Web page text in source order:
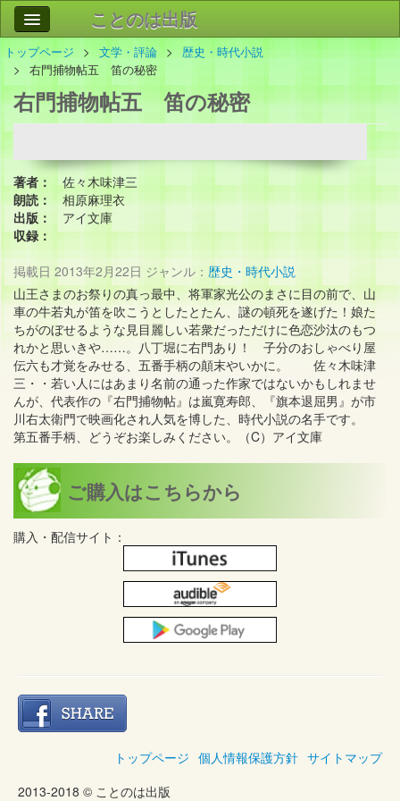
ことのは出版
作品
事業案内
会社情報
トップページ 文学・評論
歴史・時代小説
右門捕物帖五 笛の秘密
右門捕物帖五 笛の秘密
著者：
佐々木味津三
朗読：
相原麻理衣
出版：
アイ文庫
収録：
掲載日 2013年2月22日 ジャンル： 歴史・時代小説
山王さまのお祭りの真っ最中、将軍家光公のまさに目の前で、山
車の牛若丸が笛を吹こうとしたとたん、謎の頓死を遂げた！娘た
ちがのぼせるような見目麗しい若衆だっただけに色恋沙汰のもつ
れかと思いきや……。八丁堀に右門あり！ 子分のおしゃべり屋
伝六も才覚をみせる、五番手柄の顛末やいかに。 佐々木味津
三・・若い人にはあまり名前の通った作家ではないかもしれませ
んが、代表作の『右門捕物帖』は嵐寛寿郎、『旗本退屈男』が市
川右太衛門で映画化され人気を博した、時代小説の名手です。
第五番手柄、どうぞお楽しみください。（C）アイ文庫
ご購入はこちらから
購入・配信サイト：
トップページ 個人情報保護方針 サイトマップ
2013-2018 © ことのは出版